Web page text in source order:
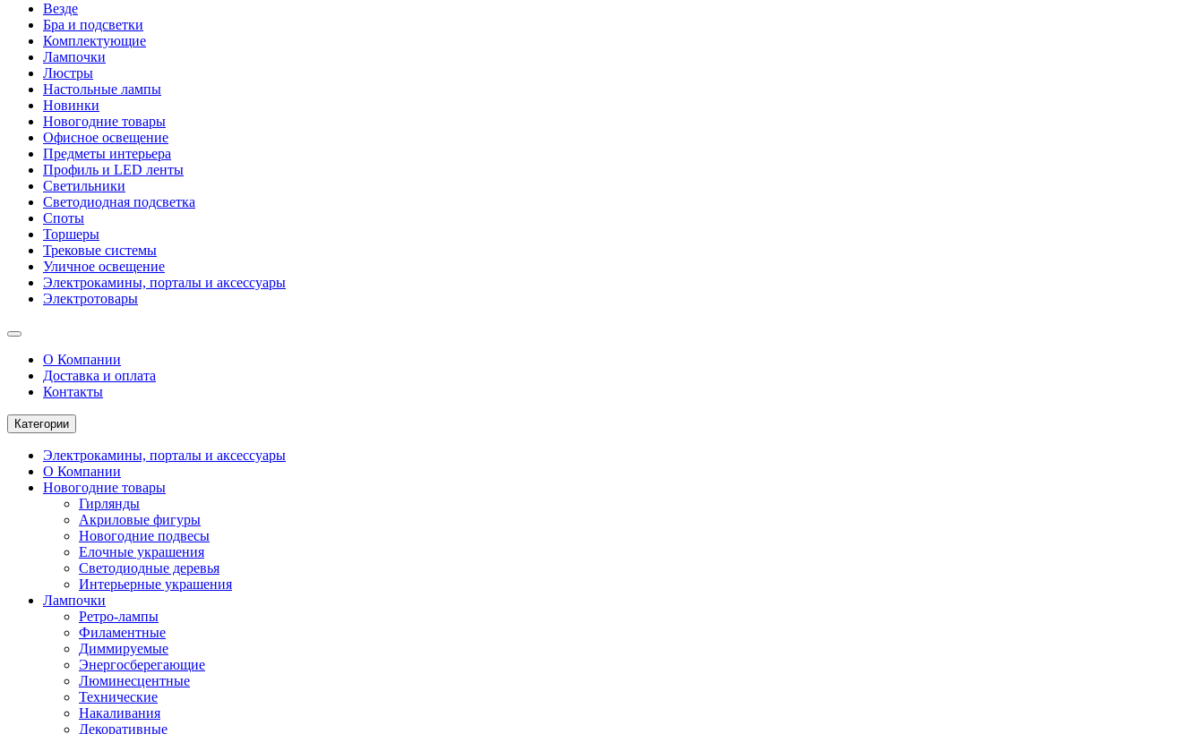
Везде
Бра и подсветки
Комплектующие
Лампочки
Люстры
Настольные лампы
Новинки
Новогодние товары
Офисное освещение
Предметы интерьера
Профиль и LED ленты
Светильники
Светодиодная подсветка
Споты
Торшеры
Трековые системы
Уличное освещение
Электрокамины, порталы и аксессуары
Электротовары
О Компании
Доставка и оплата
Контакты
Категории
Электрокамины, порталы и аксессуары
О Компании
Новогодние товары
Гирлянды
Акриловые фигуры
Новогодние подвесы
Елочные украшения
Светодиодные деревья
Интерьерные украшения
Лампочки
Ретро-лампы
Филаментные
Диммируемые
Энергосберегающие
Люминесцентные
Технические
Накаливания
Декоративные